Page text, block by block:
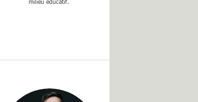
milieu éducatif.